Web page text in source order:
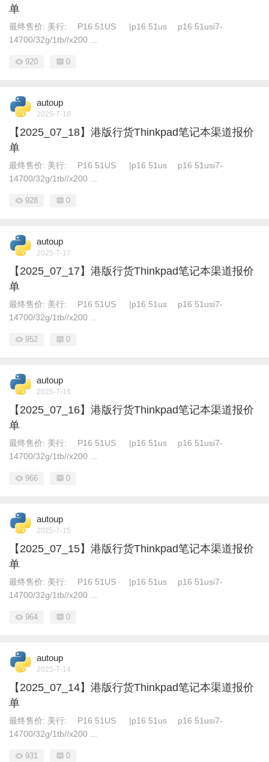
单
最终售价: 美行: P16 51US |p16 51us p16 51usi7-
14700/32g/1tb//x200 ...
920 0
autoup
2025-7-18
【2025_07_18】港版行货Thinkpad笔记本渠道报价
单
最终售价: 美行: P16 51US |p16 51us p16 51usi7-
14700/32g/1tb//x200 ...
928 0
autoup
2025-7-17
【2025_07_17】港版行货Thinkpad笔记本渠道报价
单
最终售价: 美行: P16 51US |p16 51us p16 51usi7-
14700/32g/1tb//x200 ...
952 0
autoup
2025-7-16
【2025_07_16】港版行货Thinkpad笔记本渠道报价
单
最终售价: 美行: P16 51US |p16 51us p16 51usi7-
14700/32g/1tb//x200 ...
966 0
autoup
2025-7-15
【2025_07_15】港版行货Thinkpad笔记本渠道报价
单
最终售价: 美行: P16 51US |p16 51us p16 51usi7-
14700/32g/1tb//x200 ...
964 0
autoup
2025-7-14
【2025_07_14】港版行货Thinkpad笔记本渠道报价
单
最终售价: 美行: P16 51US |p16 51us p16 51usi7-
14700/32g/1tb//x200 ...
931 0